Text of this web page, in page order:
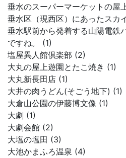
垂水のスーパーマーケットの屋
垂水区（現西区）にあったスカ
垂水駅前から発着する山陽電鉄
ですね。 (1)
塩屋異人館倶楽部 (2)
大丸の屋上遊園とたこ焼き (1)
大丸新長田店 (1)
大井の肉うどん(そごう地下) (1)
大倉山公園の伊藤博文像 (1)
大劇 (1)
大劇会館 (2)
大塩の塩田 (3)
大池かまふろ温泉 (4)